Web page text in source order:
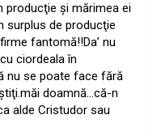
producţie şi mărimea ei
surplus de producţie
fantomă!!Da’ nu
ciordeala în
nu se poate face fără
doamnă…că-n
alde Cristudor sau